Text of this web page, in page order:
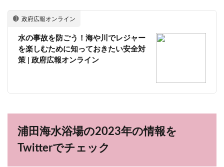
政府広報オンライン
水の事故を防ごう！海や川でレジャー
を楽しむために知っておきたい安全対
策 | 政府広報オンライン
浦田海水浴場の2023年の情報を
Twitterでチェック